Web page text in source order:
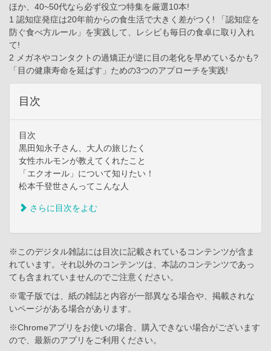
ほか、40~50代なら必ず役立つ特集を厳選10本!
1 認知症発症は20年前からの食生活で大きく差がつく! 「認知症を
防ぐ食べ方ルール」を実践して、レシピも毎日の食卓に取り入れ
て!
2 メガネやコンタクトの過矯正が逆に目の老化を早めているかも?
「目の健康寿命を延ばす」ための3つのアプローチを実践!
目次
目次
黒田知永子さん、大人の旅じたく
女性ホルモンが教えてくれたこと
「エクオール」について知りたい！
松本千登世さんってこんな人
さらに目次をよむ
※このデジタル雑誌には目次に記載されているコンテンツが含ま
れています。それ以外のコンテンツは、本誌のコンテンツであっ
ても含まれていませんのでご注意ください。
※電子版では、紙の雑誌と内容が一部異なる場合や、掲載されな
いページがある場合があります。
※Chromeアプリをお使いの場合、購入できない場合がございます
ので、最新のアプリをご利用ください。